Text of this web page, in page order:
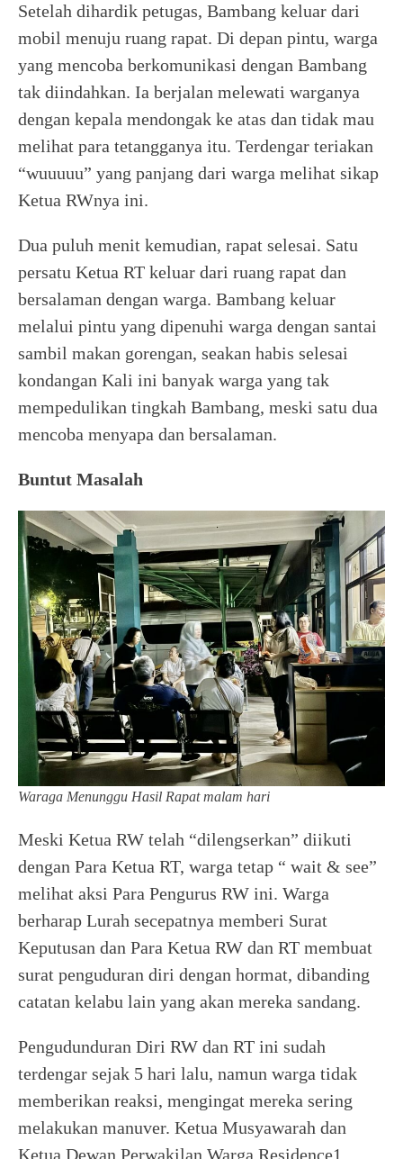
Setelah dihardik petugas, Bambang keluar dari
mobil menuju ruang rapat. Di depan pintu, warga
yang mencoba berkomunikasi dengan Bambang
tak diindahkan. Ia berjalan melewati warganya
dengan kepala mendongak ke atas dan tidak mau
melihat para tetangganya itu. Terdengar teriakan
“wuuuuu” yang panjang dari warga melihat sikap
Ketua RWnya ini.
Dua puluh menit kemudian, rapat selesai. Satu
persatu Ketua RT keluar dari ruang rapat dan
bersalaman dengan warga. Bambang keluar
melalui pintu yang dipenuhi warga dengan santai
sambil makan gorengan, seakan habis selesai
kondangan Kali ini banyak warga yang tak
mempedulikan tingkah Bambang, meski satu dua
mencoba menyapa dan bersalaman.
Buntut Masalah
Waraga Menunggu Hasil Rapat malam hari
Meski Ketua RW telah “dilengserkan” diikuti
dengan Para Ketua RT, warga tetap “ wait & see”
melihat aksi Para Pengurus RW ini. Warga
berharap Lurah secepatnya memberi Surat
Keputusan dan Para Ketua RW dan RT membuat
surat penguduran diri dengan hormat, dibanding
catatan kelabu lain yang akan mereka sandang.
Pengudunduran Diri RW dan RT ini sudah
terdengar sejak 5 hari lalu, namun warga tidak
memberikan reaksi, mengingat mereka sering
melakukan manuver. Ketua Musyawarah dan
Ketua Dewan Perwakilan Warga Residence1,